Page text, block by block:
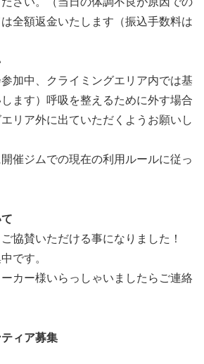
全額返金いたします（振込手数料は
参加中、クライミングエリア内では基
ます）呼吸を整えるために外す場合
リア外に出ていただくようお願いし
催ジムでの現在の利用ルールに従っ
協賛いただける事になりました！
です。
カー様いらっしゃいましたらご連絡
ィア募集